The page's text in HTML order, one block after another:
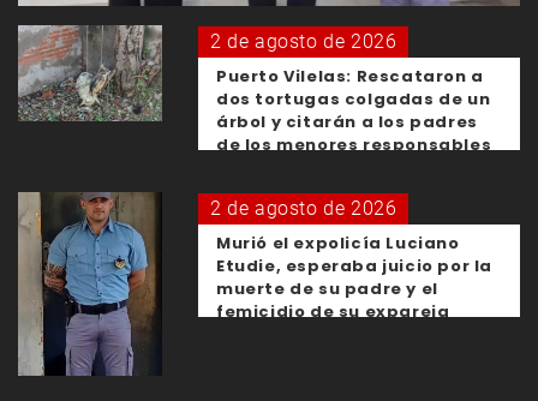
2 de agosto de 2026
Puerto Vilelas: Rescataron a
dos tortugas colgadas de un
árbol y citarán a los padres
de los menores responsables
2 de agosto de 2026
Murió el expolicía Luciano
Etudie, esperaba juicio por la
muerte de su padre y el
femicidio de su expareja